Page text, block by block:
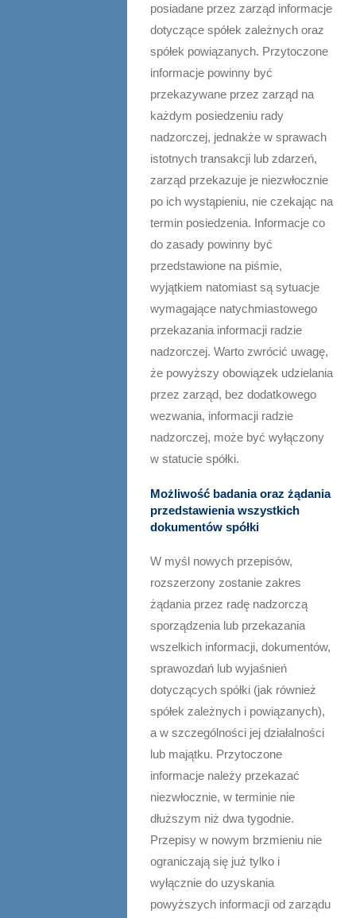
posiadane przez zarząd informacje
dotyczące spółek zależnych oraz
spółek powiązanych. Przytoczone
informacje powinny być
przekazywane przez zarząd na
każdym posiedzeniu rady
nadzorczej, jednakże w sprawach
istotnych transakcji lub zdarzeń,
zarząd przekazuje je niezwłocznie
po ich wystąpieniu, nie czekając na
termin posiedzenia. Informacje co
do zasady powinny być
przedstawione na piśmie,
wyjątkiem natomiast są sytuacje
wymagające natychmiastowego
przekazania informacji radzie
nadzorczej. Warto zwrócić uwagę,
że powyższy obowiązek udzielania
przez zarząd, bez dodatkowego
wezwania, informacji radzie
nadzorczej, może być wyłączony
w statucie spółki.
Możliwość badania oraz żądania
przedstawienia wszystkich
dokumentów spółki
W myśl nowych przepisów,
rozszerzony zostanie zakres
żądania przez radę nadzorczą
sporządzenia lub przekazania
wszelkich informacji, dokumentów,
sprawozdań lub wyjaśnień
dotyczących spółki (jak również
spółek zależnych i powiązanych),
a w szczególności jej działalności
lub majątku. Przytoczone
informacje należy przekazać
niezwłocznie, w terminie nie
dłuższym niż dwa tygodnie.
Przepisy w nowym brzmieniu nie
ograniczają się już tylko i
wyłącznie do uzyskania
powyższych informacji od zarządu